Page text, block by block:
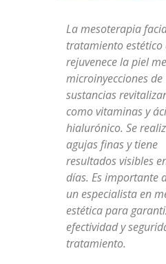
La mesoterapia
tratamiento estético
rejuvenece la piel
microinyecciones de
sustancias
como vitaminas y
hialurónico. Se
agujas finas y tiene
resultados visibles
días. Es importante
un especialista en
estética para
efectividad y
tratamiento.